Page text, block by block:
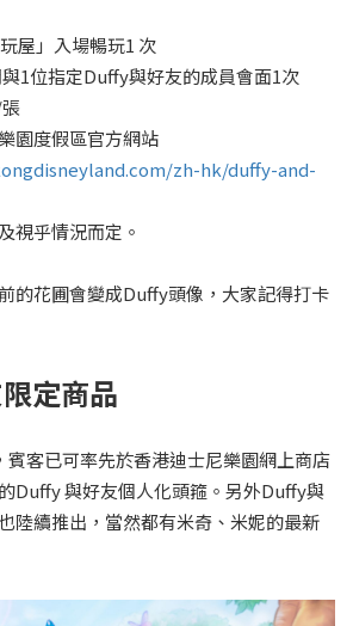
屋」入場暢玩1 次
與1位指定Duffy與好友的成員會面1次
園度假區官方網站
zh-hk/duffy-and-
視乎情況而定。
的花圃會變成Duffy頭像，大家記得打卡
定商品
賓客已可率先於香港迪士尼樂園網上商店
Duffy 與好友個人化頭箍。另外Duffy與
陸續推出，當然都有米奇、米妮的最新